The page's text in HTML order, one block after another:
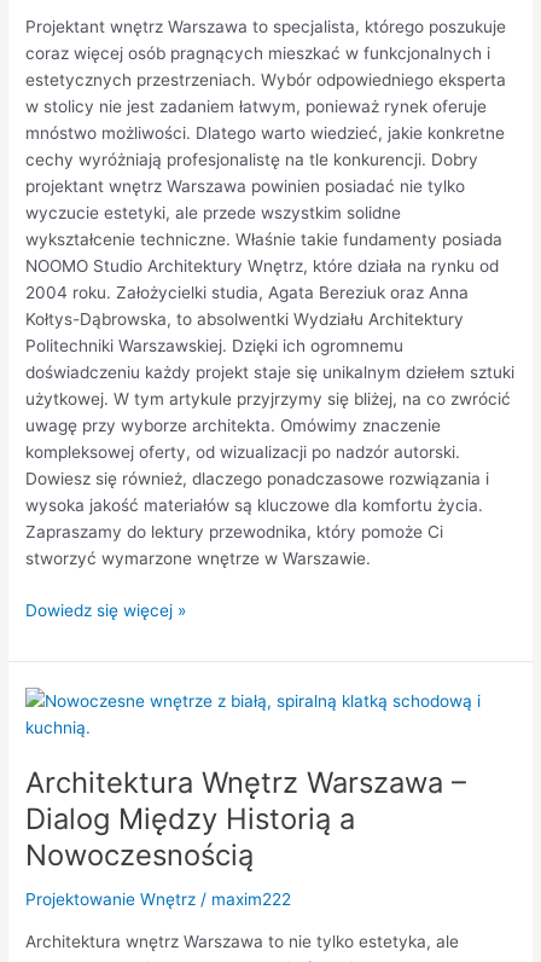
Projektant wnętrz Warszawa to specjalista, którego poszukuje
coraz więcej osób pragnących mieszkać w funkcjonalnych i
estetycznych przestrzeniach. Wybór odpowiedniego eksperta
w stolicy nie jest zadaniem łatwym, ponieważ rynek oferuje
mnóstwo możliwości. Dlatego warto wiedzieć, jakie konkretne
cechy wyróżniają profesjonalistę na tle konkurencji. Dobry
projektant wnętrz Warszawa powinien posiadać nie tylko
wyczucie estetyki, ale przede wszystkim solidne
wykształcenie techniczne. Właśnie takie fundamenty posiada
NOOMO Studio Architektury Wnętrz, które działa na rynku od
2004 roku. Założycielki studia, Agata Bereziuk oraz Anna
Kołtys-Dąbrowska, to absolwentki Wydziału Architektury
Politechniki Warszawskiej. Dzięki ich ogromnemu
doświadczeniu każdy projekt staje się unikalnym dziełem sztuki
użytkowej. W tym artykule przyjrzymy się bliżej, na co zwrócić
uwagę przy wyborze architekta. Omówimy znaczenie
kompleksowej oferty, od wizualizacji po nadzór autorski.
Dowiesz się również, dlaczego ponadczasowe rozwiązania i
wysoka jakość materiałów są kluczowe dla komfortu życia.
Zapraszamy do lektury przewodnika, który pomoże Ci
stworzyć wymarzone wnętrze w Warszawie.
Wyróżniają
Eksperta
Dowiedz się więcej »
Architektura Wnętrz Warszawa –
Dialog Między Historią a
Nowoczesnością
Projektowanie Wnętrz / maxim222
Architektura wnętrz Warszawa to nie tylko estetyka, ale
Architektura
Wnętrz
–
Dialog
Między
Historią
Nowoczesnością